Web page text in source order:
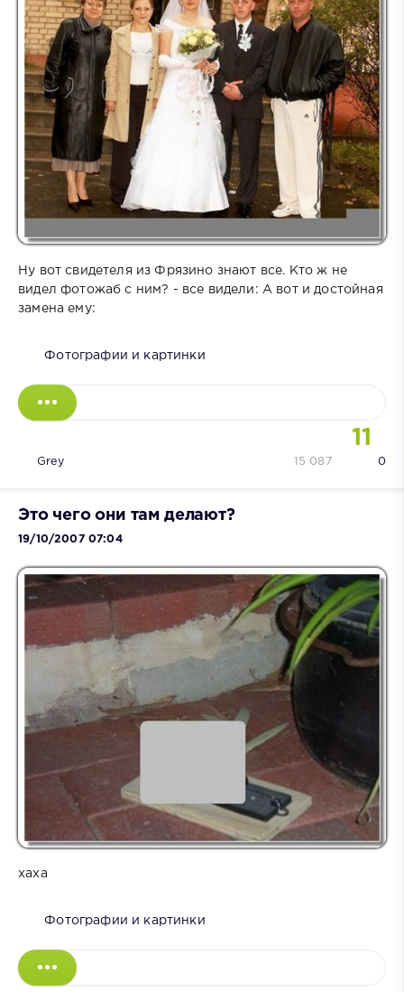
Ну вот свидетеля из Фрязино знают все. Кто ж не
видел фотожаб с ним? - все видели: А вот и достойная
замена ему:
Фотографии и картинки
11
Grey 0
15 087
Это чего они там делают?
19/10/2007 07:04
хаха
Фотографии и картинки